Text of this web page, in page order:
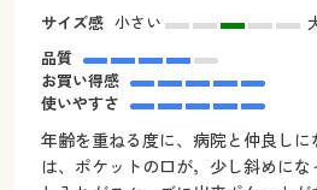
サイズ感 小さい
品質
お買い得感
使いやすさ
年齢を重ねる度に、病院と仲良し
は、ポケットの口が，少し斜めに